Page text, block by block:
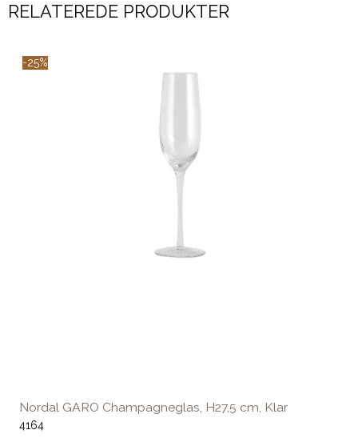
RELATEREDE PRODUKTER
-25%
Nordal GARO Champagneglas, H27,5 cm, Klar
4164